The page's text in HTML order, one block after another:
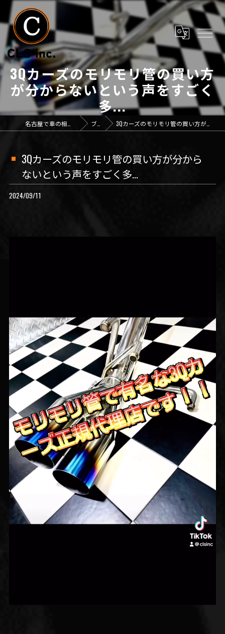
3Qカーズのモリモリ管の買い方
が分からないという声をすごく
多...
ブログ 3Qカーズのモリモリ管の買い方が分からないという声をすごく多...
3Qカーズのモリモリ管の買い方が分から
ないという声をすごく多...
2024/09/11